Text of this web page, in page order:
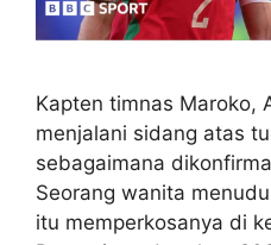
Kapten timnas Maroko,
menjalani sidang atas
sebagaimana
Seorang wanita
itu memperkosanya di